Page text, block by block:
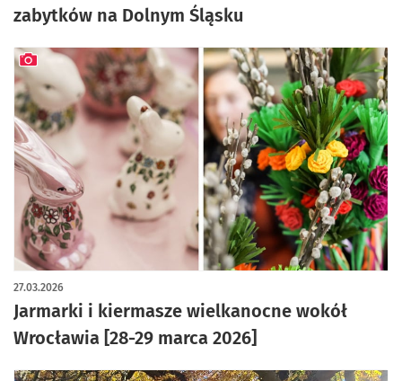
zabytków na Dolnym Śląsku
Jarmarki i kiermasze wielkanocne wokół
Wrocławia [28-29 marca 2026]
27.03.2026
artykuł z galerią zdjęć